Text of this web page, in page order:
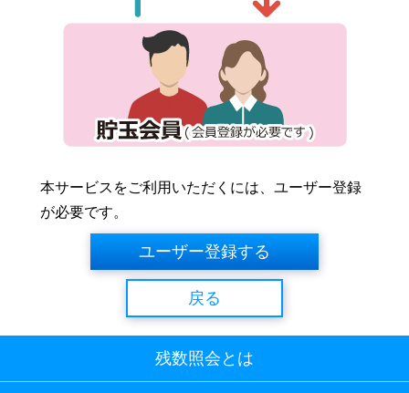
本サービスをご利用いただくには、ユーザー登録
が必要です。
ユーザー登録する
戻る
残数照会とは